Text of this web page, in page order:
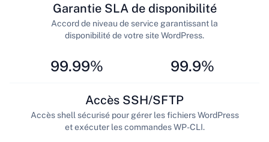
99.99%
Garantie SLA de disponibilité
Accord de niveau de service garantissant la
disponibilité de votre site WordPress.
99.9%
Accès SSH/SFTP
Accès shell sécurisé pour gérer les fichiers WordPress
et exécuter les commandes WP-CLI.